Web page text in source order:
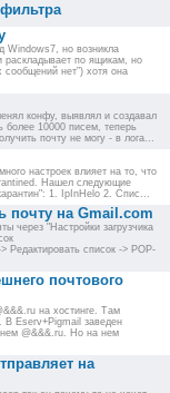
Windows7, но возникла
раскладывает по ящикам, но
сообщений нет”) хотя она
конфу, выявлял и создавал
более 10000 писем, теперь
почту не могу - в лога...
настроек влияет на то, что
Нашел следующие
1. IpInHelo 2. Спис...
почту на Gmail.com
через "Настройки загрузчика
список -> POP-
почтового
на хостинге. Там
В Eserv+Pigmail заведен
@&&&.ru. Но на нем
на